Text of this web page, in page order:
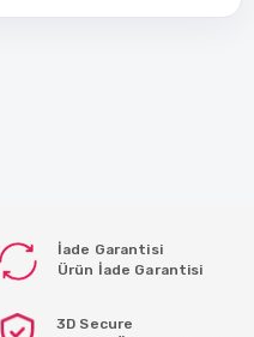
İade Garantisi
Ürün İade Garantisi
3D Secure